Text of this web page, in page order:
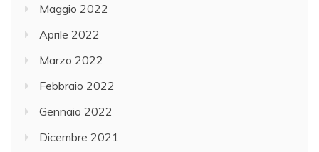
Maggio 2022
Aprile 2022
Marzo 2022
Febbraio 2022
Gennaio 2022
Dicembre 2021